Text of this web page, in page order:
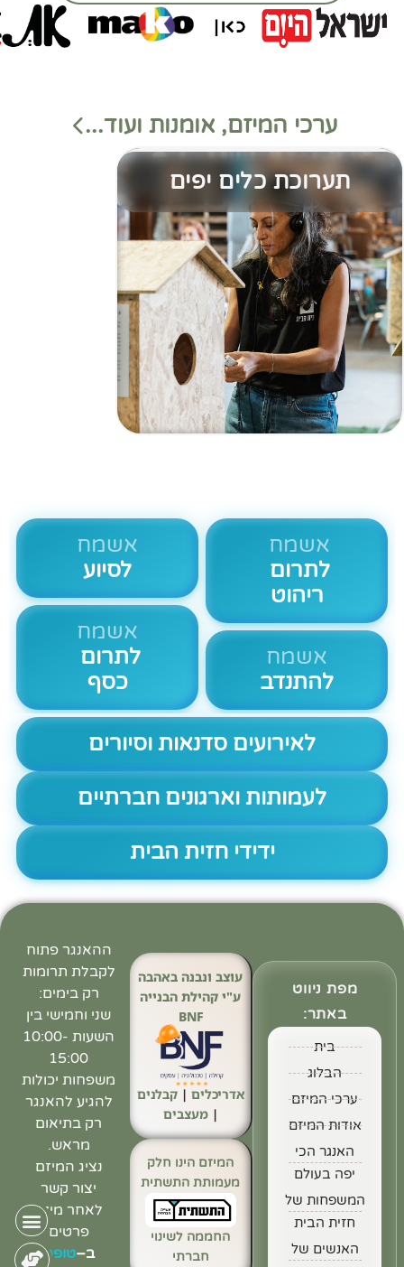
ערכי המיזם, אומנות ועוד...
תערוכת כלים יפים
אשמח
לתרום
ריהוט
אשמח
להתנדב
אשמח
לסיוע
אשמח
לתרום
כסף
לאירועים סדנאות וסיורים
לעמותות וארגונים חברתיים
ידידי חזית הבית
מפת ניווט
באתר:
בית
הבלוג
ערכי המיזם
אודות המיזם
האנגר הכי
יפה בעולם
המשפחות של
חזית הבית
האנשים של
ההאנגר פתוח
לקבלת תרומות
רק בימים:
שני וחמישי בין
השעות 10:00-
15:00
משפחות יכולות
להגיע להאנגר
רק בתיאום
מראש.
נציג המיזם
יצור קשר
לאחר מילוי
פרטים
ב–טופס
עוצב ונבנה באהבה
ע"י קהילת הבנייה
BNF
אדריכלים | קבלנים
|מעצבים
המיזם הינו חלק
מעמותת התשתית
החממה לשינוי
חברתי